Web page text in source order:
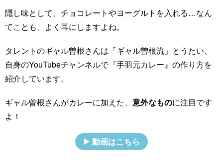
隠し味として、チョコレートやヨーグルトを入れる…なん
てことも、よく耳にしますよね。
タレントのギャル曽根さんは「ギャル曽根流」とうたい、
自身のYouTubeチャンネルで『手羽元カレー』の作り方を
紹介しています。
ギャル曽根さんがカレーに加えた、 意外なものに注目です
よ！
動画はこちら